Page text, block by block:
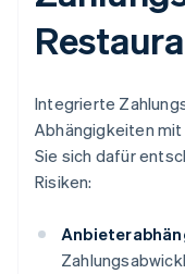
Integrierte
Abhängigkeiten
Sie sich dafür
Risiken: